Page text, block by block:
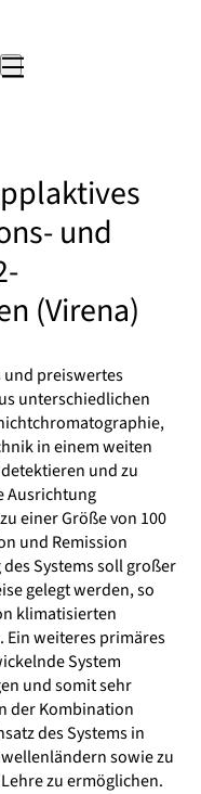
und
(Virena)
und preiswertes
unterschiedlichen
in einem weiten
und zu
Ausrichtung
einer Größe von 100
und Remission
Systems soll großer
gelegt werden, so
klimatisierten
Ein weiteres primäres
System
und somit sehr
der Kombination
des Systems in
sowie zu
zu ermöglichen.